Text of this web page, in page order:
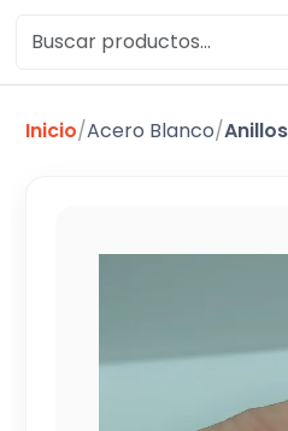
Inicio/Acero Blanco/Anillos